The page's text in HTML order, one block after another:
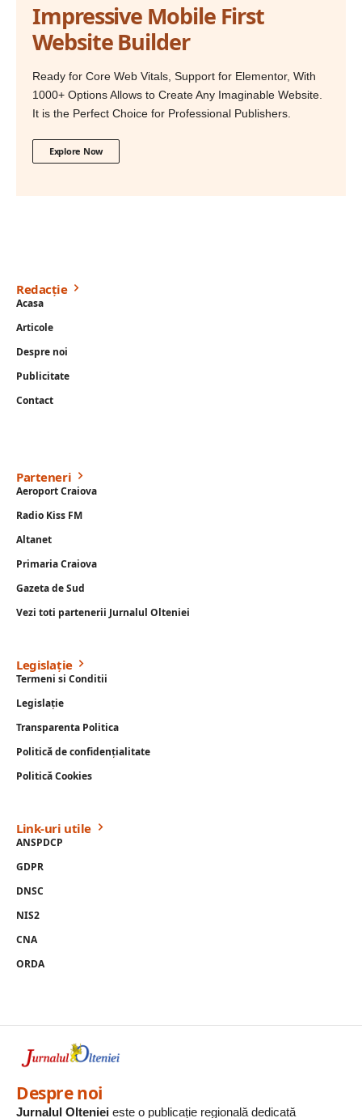
Impressive Mobile First
Website Builder
Ready for Core Web Vitals, Support for Elementor, With
1000+ Options Allows to Create Any Imaginable Website.
It is the Perfect Choice for Professional Publishers.
Explore Now
Redacție
Acasa
Articole
Despre noi
Publicitate
Contact
Parteneri
Aeroport Craiova
Radio Kiss FM
Altanet
Primaria Craiova
Gazeta de Sud
Vezi toti partenerii Jurnalul Olteniei
Legislație
Termeni si Conditii
Legislație
Transparenta Politica
Politică de confidențialitate
Politică Cookies
Link-uri utile
ANSPDCP
GDPR
DNSC
NIS2
CNA
ORDA
Despre noi
Jurnalul Olteniei este o publicație regională dedicată